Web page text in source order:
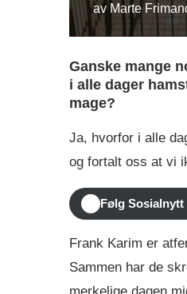
av Marte
Ganske mange
i alle dager
mage?
Ja, hvorfor i alle
og fortalt oss at vi
Følg Sosialnytt
Frank Karim er
Sammen har de